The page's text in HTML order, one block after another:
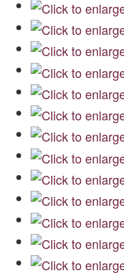
O nas
Statut TPChUW
Kontakt